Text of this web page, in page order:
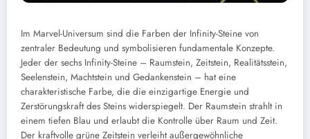
Im Marvel-Universum sind die Farben der Infinity-Steine von
zentraler Bedeutung und symbolisieren fundamentale Konzepte.
Jeder der sechs Infinity-Steine – Raumstein, Zeitstein, Realitätsstein,
Seelenstein, Machtstein und Gedankenstein – hat eine
charakteristische Farbe, die die einzigartige Energie und
Zerstörungskraft des Steins widerspiegelt. Der Raumstein strahlt in
einem tiefen Blau und erlaubt die Kontrolle über Raum und Zeit.
Der kraftvolle grüne Zeitstein verleiht außergewöhnliche